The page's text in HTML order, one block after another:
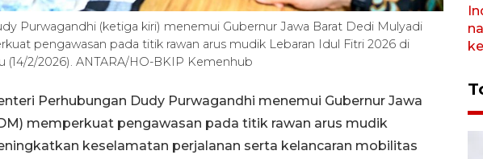
Purwagandhi (ketiga kiri) menemui Gubernur Jawa Barat Dedi Mulyadi
pengawasan pada titik rawan arus mudik Lebaran Idul Fitri 2026 di
(14/2/2026). ANTARA/HO-BKIP Kemenhub
Perhubungan Dudy Purwagandhi menemui Gubernur Jawa
memperkuat pengawasan pada titik rawan arus mudik
keselamatan perjalanan serta kelancaran mobilitas